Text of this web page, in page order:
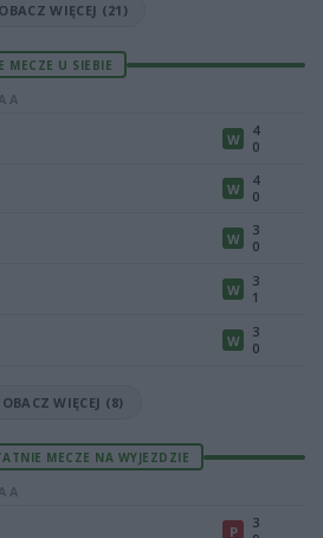
WIĘCEJ (21)
MECZE U SIEBIE
A
W
4
0
W
4
0
W
3
0
W
3
1
W
3
0
WIĘCEJ (8)
MECZE NA WYJEZDZIE
A
P
3